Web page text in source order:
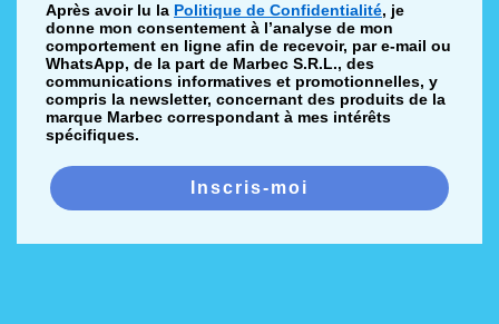
Après avoir lu la Politique de Confidentialité, je
donne mon consentement à l’analyse de mon
comportement en ligne afin de recevoir, par e-mail ou
WhatsApp, de la part de Marbec S.R.L., des
communications informatives et promotionnelles, y
compris la newsletter, concernant des produits de la
marque Marbec correspondant à mes intérêts
spécifiques.
Inscris-moi